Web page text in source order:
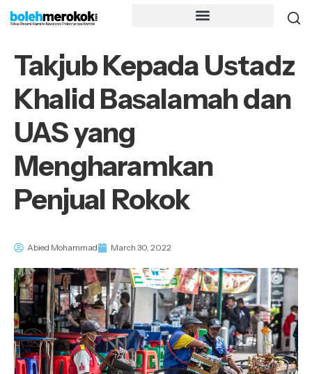
Takjub Kepada Ustadz
Khalid Basalamah dan
UAS yang
Mengharamkan
Penjual Rokok
Abied Mohammad March 30, 2022